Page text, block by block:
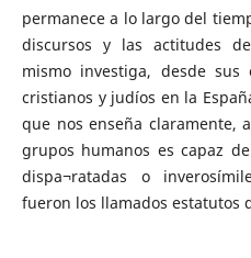
permanece a lo largo del
discursos y las actitudes
mismo investiga, desde
cristianos y judíos en la
que nos enseña claramente,
grupos humanos es capaz
dispa¬ratadas o
fueron los llamados estatutos